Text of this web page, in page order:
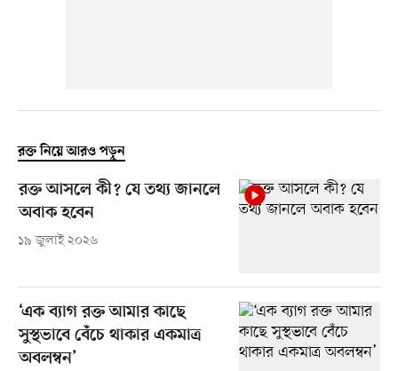
রক্ত নিয়ে আরও পড়ুন
রক্ত আসলে কী? যে তথ্য জানলে
অবাক হবেন
১৯ জুলাই ২০২৬
‘এক ব্যাগ রক্ত আমার কাছে
সুস্থভাবে বেঁচে থাকার একমাত্র
অবলম্বন’